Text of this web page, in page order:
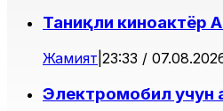
Таниқли киноактёр
Жамият 23:33 /
Электромобил учун